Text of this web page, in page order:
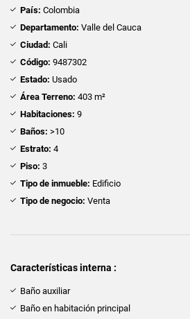
País: Colombia
Departamento: Valle del Cauca
Ciudad: Cali
Código: 9487302
Estado: Usado
Área Terreno: 403 m²
Habitaciones: 9
Baños: >10
Estrato: 4
Piso: 3
Tipo de inmueble: Edificio
Tipo de negocio: Venta
Características interna :
Baño auxiliar
Baño en habitación principal